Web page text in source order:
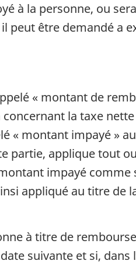
à la personne, ou
peut être demandé a
« montant de
la taxe
« montant impayé »
partie, applique tout
impayé comme
appliqué au titre de
à titre de
suivante et si, dans